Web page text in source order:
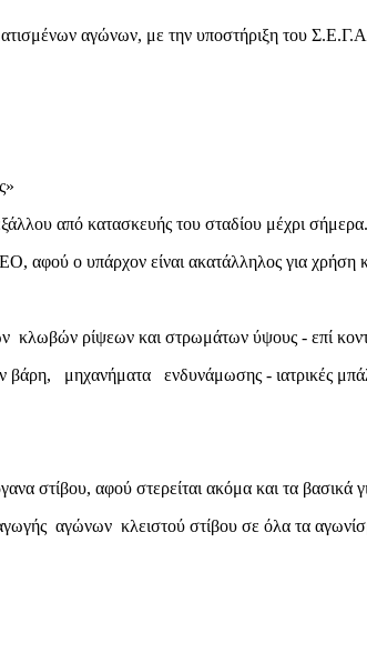
αγώνων, με την υποστήριξη του
από κατασκευής του σταδίου μέχρι σήμερα.
είναι ακατάλληλος για χρήση και
κλωβών ρίψεων και στρωμάτων ύψους - επί
βάρη, μηχανήματα ενδυνάμωσης - ιατρικές
στίβου, αφού στερείται ακόμα και τα βασικά
αγώνων κλειστού στίβου σε όλα τα